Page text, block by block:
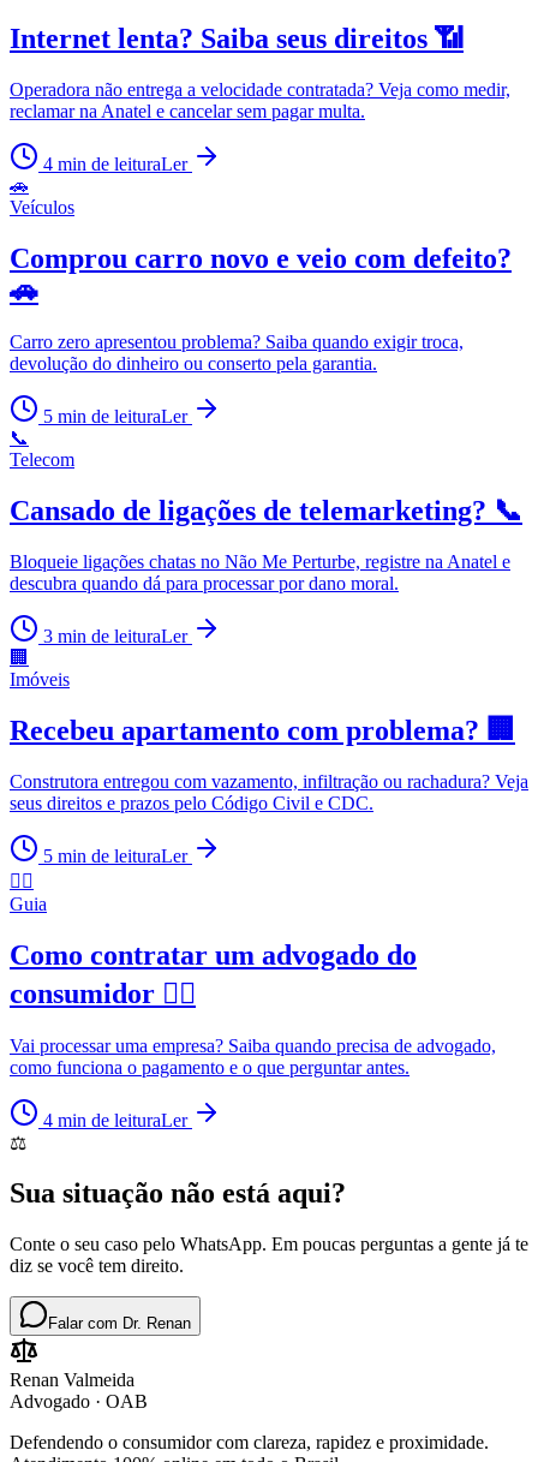
Internet lenta? Saiba seus direitos 📶
Operadora não entrega a velocidade contratada? Veja como medir,
reclamar na Anatel e cancelar sem pagar multa.
4 min de leituraLer
🚗
Veículos
Comprou carro novo e veio com defeito?
🚗
Carro zero apresentou problema? Saiba quando exigir troca,
devolução do dinheiro ou conserto pela garantia.
5 min de leituraLer
📞
Telecom
Cansado de ligações de telemarketing? 📞
Bloqueie ligações chatas no Não Me Perturbe, registre na Anatel e
descubra quando dá para processar por dano moral.
3 min de leituraLer
🏢
Imóveis
Recebeu apartamento com problema? 🏢
Construtora entregou com vazamento, infiltração ou rachadura? Veja
seus direitos e prazos pelo Código Civil e CDC.
5 min de leituraLer
👨‍⚖️
Guia
Como contratar um advogado do
consumidor 👨‍⚖️
Vai processar uma empresa? Saiba quando precisa de advogado,
como funciona o pagamento e o que perguntar antes.
4 min de leituraLer
⚖️
Sua situação não está aqui?
Conte o seu caso pelo WhatsApp. Em poucas perguntas a gente já te
diz se você tem direito.
Falar com Dr. Renan
Renan Valmeida
Advogado · OAB
Defendendo o consumidor com clareza, rapidez e proximidade.